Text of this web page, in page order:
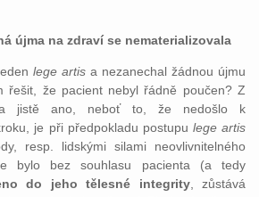
újma na zdraví se nematerializovala
lege artis a nezanechal žádnou újmu
řešit, že pacient nebyl řádně poučen? Z
jistě ano, neboť to, že nedošlo k
je při předpokladu postupu lege artis
resp. lidskými silami neovlivnitelného
bylo bez souhlasu pacienta (a tedy
do jeho tělesné integrity, zůstává